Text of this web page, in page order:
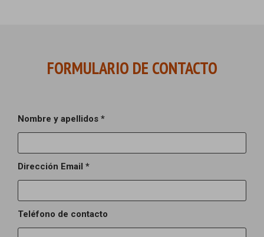
FORMULARIO DE CONTACTO
Nombre y apellidos *
Dirección Email *
Teléfono de contacto